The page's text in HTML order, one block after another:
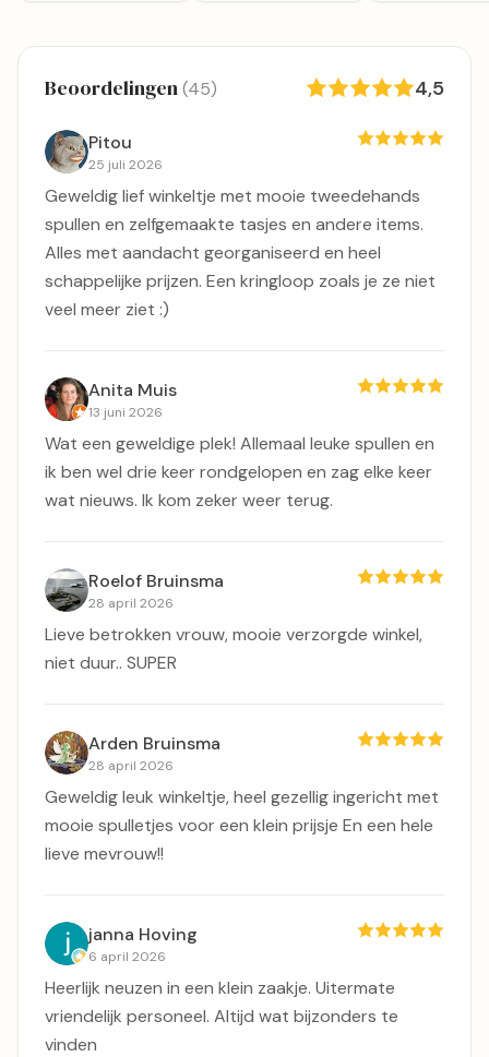
Beoordelingen(45) 4,5
Pitou
25 juli 2026
Geweldig lief winkeltje met mooie tweedehands
spullen en zelfgemaakte tasjes en andere items.
Alles met aandacht georganiseerd en heel
schappelijke prijzen. Een kringloop zoals je ze niet
veel meer ziet :)
Anita Muis
13 juni 2026
Wat een geweldige plek! Allemaal leuke spullen en
ik ben wel drie keer rondgelopen en zag elke keer
wat nieuws. Ik kom zeker weer terug.
Roelof Bruinsma
28 april 2026
Lieve betrokken vrouw, mooie verzorgde winkel,
niet duur.. SUPER
Arden Bruinsma
28 april 2026
Geweldig leuk winkeltje, heel gezellig ingericht met
mooie spulletjes voor een klein prijsje En een hele
lieve mevrouw!!
janna Hoving
6 april 2026
Heerlijk neuzen in een klein zaakje. Uitermate
vriendelijk personeel. Altijd wat bijzonders te
vinden